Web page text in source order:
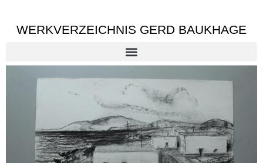
WERKVERZEICHNIS GERD BAUKHAGE